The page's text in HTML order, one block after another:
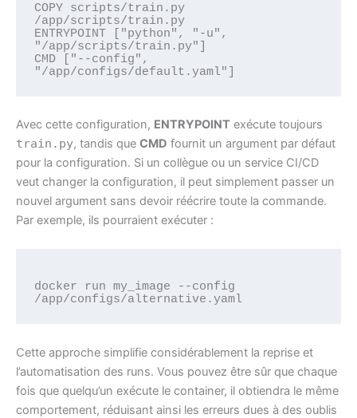
COPY scripts/train.py
/app/scripts/train.py
ENTRYPOINT ["python", "-u",
"/app/scripts/train.py"]
CMD ["--config",
Avec cette configuration, ENTRYPOINT exécute toujours
train.py, tandis que CMD fournit un argument par défaut
pour la configuration. Si un collègue ou un service CI/CD
veut changer la configuration, il peut simplement passer un
nouvel argument sans devoir réécrire toute la commande.
Par exemple, ils pourraient exécuter :
docker run my_image --config
Cette approche simplifie considérablement la reprise et
l’automatisation des runs. Vous pouvez être sûr que chaque
fois que quelqu’un exécute le container, il obtiendra le même
comportement, réduisant ainsi les erreurs dues à des oublis